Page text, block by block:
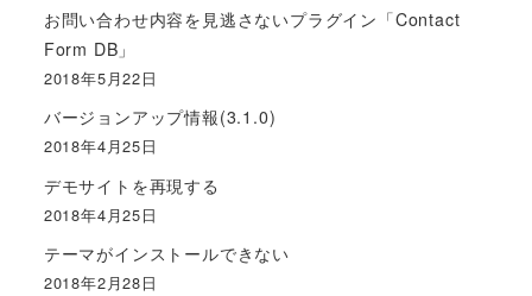
お問い合わせ内容を見逃さないプラグイン「Contact
Form DB」
2018年5月22日
バージョンアップ情報(3.1.0)
2018年4月25日
デモサイトを再現する
2018年4月25日
テーマがインストールできない
2018年2月28日